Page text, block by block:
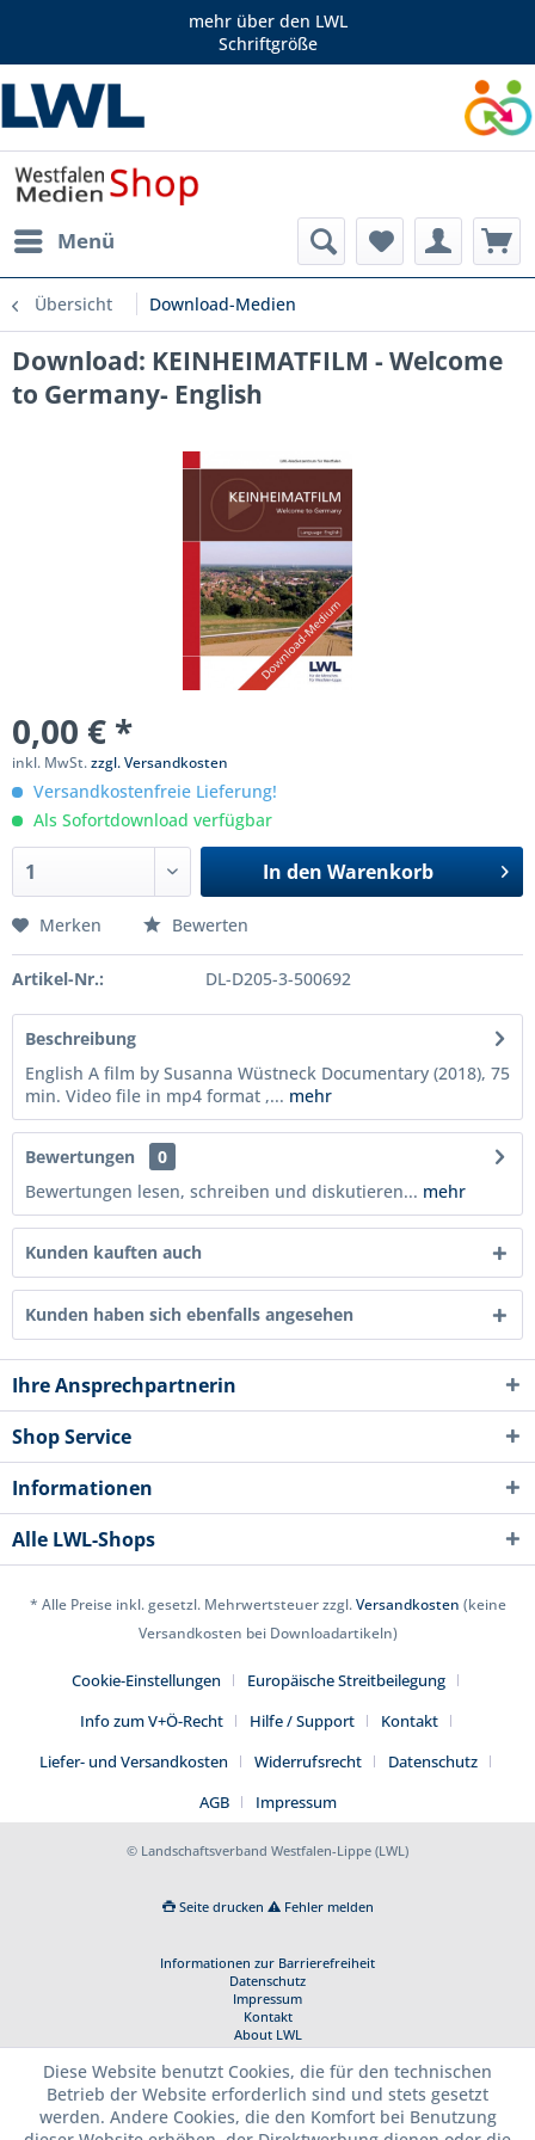
mehr über den LWL
Schriftgröße
Menü
Übersicht Download-Medien
Download: KEINHEIMATFILM - Welcome
to Germany- English
0,00 € *
inkl. MwSt.zzgl. Versandkosten
Versandkostenfreie Lieferung!
Als Sofortdownload verfügbar
In den Warenkorb
Merken Bewerten
Artikel-Nr.: DL-D205-3-500692
Beschreibung
English A film by Susanna Wüstneck Documentary (2018), 75
min. Video file in mp4 format ,... mehr
Bewertungen
0
Bewertungen lesen, schreiben und diskutieren... mehr
Kunden kauften auch
Kunden haben sich ebenfalls angesehen
Ihre Ansprechpartnerin
Shop Service
Informationen
Alle LWL-Shops
* Alle Preise inkl. gesetzl. Mehrwertsteuer zzgl.Versandkosten (keine
Versandkosten bei Downloadartikeln)
Cookie-Einstellungen
Europäische Streitbeilegung
Info zum V+Ö-Recht
Hilfe / Support
Kontakt
Liefer- und Versandkosten
Widerrufsrecht
Datenschutz
AGB
Impressum
© Landschaftsverband Westfalen-Lippe (LWL)
Seite drucken Fehler melden
Informationen zur Barrierefreiheit
Datenschutz
Impressum
Kontakt
About LWL
Diese Website benutzt Cookies, die für den technischen
Betrieb der Website erforderlich sind und stets gesetzt
werden. Andere Cookies, die den Komfort bei Benutzung